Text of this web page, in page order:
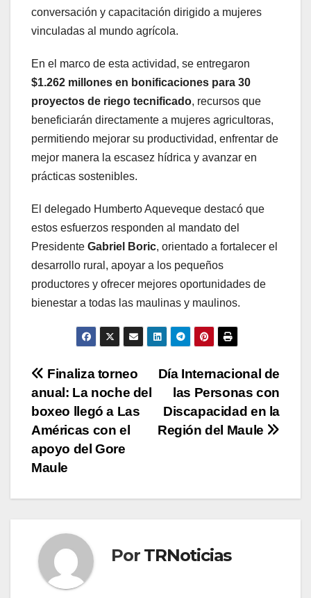
conversación y capacitación dirigido a mujeres
vinculadas al mundo agrícola.
En el marco de esta actividad, se entregaron
$1.262 millones en bonificaciones para 30
proyectos de riego tecnificado, recursos que
beneficiarán directamente a mujeres agricultoras,
permitiendo mejorar su productividad, enfrentar de
mejor manera la escasez hídrica y avanzar en
prácticas sostenibles.
El delegado Humberto Aqueveque destacó que
estos esfuerzos responden al mandato del
Presidente Gabriel Boric, orientado a fortalecer el
desarrollo rural, apoyar a los pequeños
productores y ofrecer mejores oportunidades de
bienestar a todas las maulinas y maulinos.
Navegación
de
entradas
Día Internacional de
las Personas con
Discapacidad en la
Región del Maule
Finaliza torneo
anual: La noche del
boxeo llegó a Las
Américas con el
apoyo del Gore
Maule
Por TRNoticias